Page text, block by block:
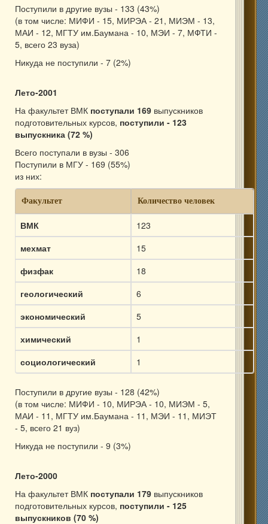
Поступили в другие вузы - 133 (43%)
(в том числе: МИФИ - 15, МИРЭА - 21, МИЭМ - 13,
МАИ - 12, МГТУ им.Баумана - 10, МЭИ - 7, МФТИ -
5, всего 23 вуза)
Никуда не поступили - 7 (2%)
Лето-2001
На факультет ВМК поступали 169 выпускников
подготовительных курсов, поступили - 123
выпускника (72 %)
Всего поступали в вузы - 306
Поступили в МГУ - 169 (55%)
из них:
Факультет Количество человек
ВМК
123
мехмат
15
физфак
18
геологический
6
экономический
5
химический
1
социологический
1
Поступили в другие вузы - 128 (42%)
(в том числе: МИФИ - 10, МИРЭА - 10, МИЭМ - 5,
МАИ - 11, МГТУ им.Баумана - 11, МЭИ - 11, МИЭТ
- 5, всего 21 вуз)
Никуда не поступили - 9 (3%)
Лето-2000
На факультет ВМК поступали 179 выпускников
подготовительных курсов, поступили - 125
выпускников (70 %)